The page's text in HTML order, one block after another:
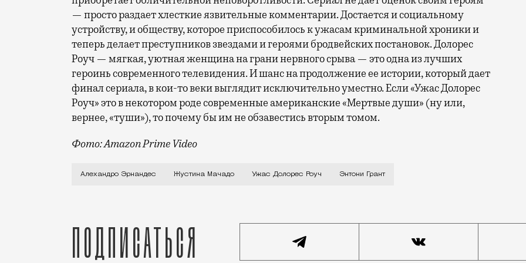
— просто раздает хлесткие язвительные комментарии. Достается и социальному
устройству, и обществу, которое приспособилось к ужасам криминальной хроники и
теперь делает преступников звездами и героями бродвейских постановок. Долорес
Роуч — мягкая, уютная женщина на грани нервного срыва — это одна из лучших
героинь современного телевидения. И шанс на продолжение ее истории, который дает
финал сериала, в кои-то веки выглядит исключительно уместно. Если «Ужас Долорес
Роуч» это в некотором роде современные американские «Мертвые души» (ну или,
вернее, «туши»), то почему бы им не обзавестись вторым томом.
Фото: Amazon Prime Video
В начале нулевых Долорес Роуч (Жустина Мачадо) была красоткой и любовницей уличного
Алехандро Эрнандес Жустина Мачадо Ужас Долорес Роуч Энтони Грант
Подписаться